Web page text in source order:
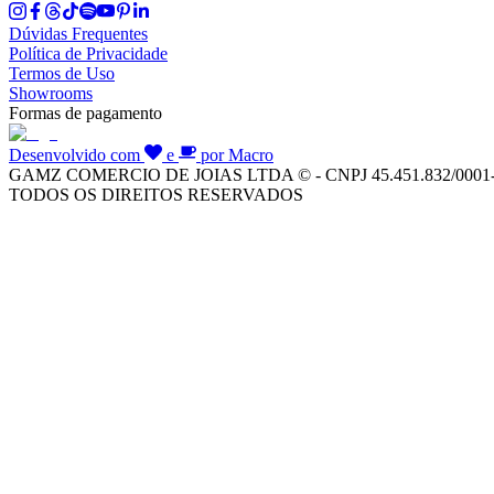
Dúvidas Frequentes
Política de Privacidade
Termos de Uso
Showrooms
Formas de pagamento
Desenvolvido com e
por Macro
GAMZ COMERCIO DE JOIAS LTDA © - CNPJ 45.451.832/
TODOS OS DIREITOS RESERVADOS